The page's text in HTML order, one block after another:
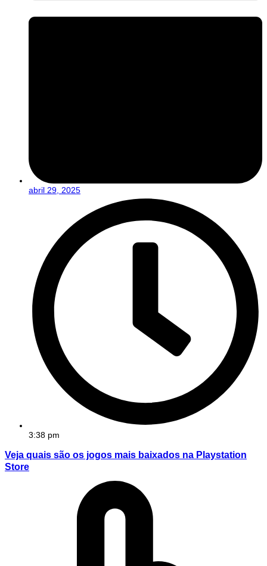
abril 29, 2025
3:38 pm
Veja quais são os jogos mais baixados na Playstation
Store